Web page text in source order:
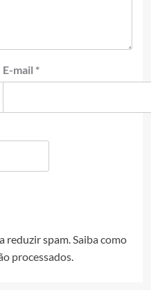
E-mail *
reduzir spam. Saiba como
processados.